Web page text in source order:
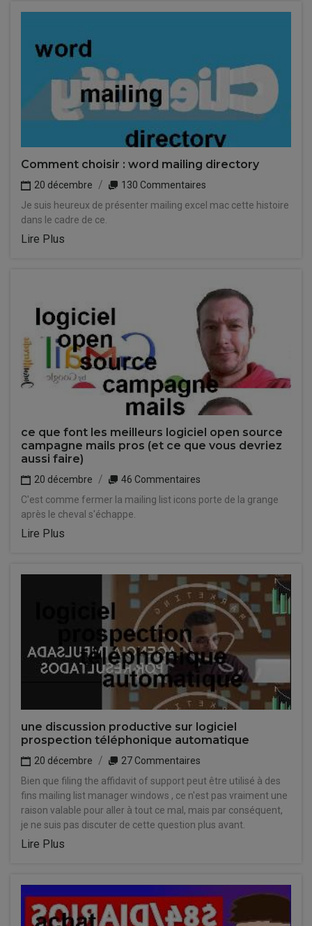
Comment choisir : word mailing directory
20 décembre
130 Commentaires
Je suis heureux de présenter mailing excel mac cette histoire
dans le cadre de ce.
Lire Plus
ce que font les meilleurs logiciel open source
campagne mails pros (et ce que vous devriez
aussi faire)
20 décembre
46 Commentaires
C'est comme fermer la mailing list icons porte de la grange
après le cheval s'échappe.
Lire Plus
une discussion productive sur logiciel
prospection téléphonique automatique
20 décembre
27 Commentaires
Bien que filing the affidavit of support peut être utilisé à des
fins mailing list manager windows , ce n'est pas vraiment une
raison valable pour aller à tout ce mal, mais par conséquent,
je ne suis pas discuter de cette question plus avant.
Lire Plus